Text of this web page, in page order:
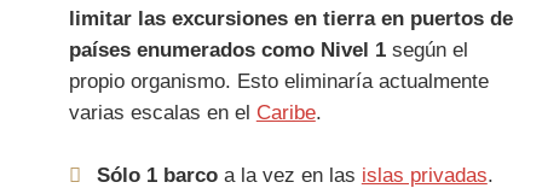
limitar las excursiones en tierra en puertos de
países enumerados como Nivel 1 según el
propio organismo. Esto eliminaría actualmente
varias escalas en el Caribe.
Sólo 1 barcoa la vez en las islas privadas.